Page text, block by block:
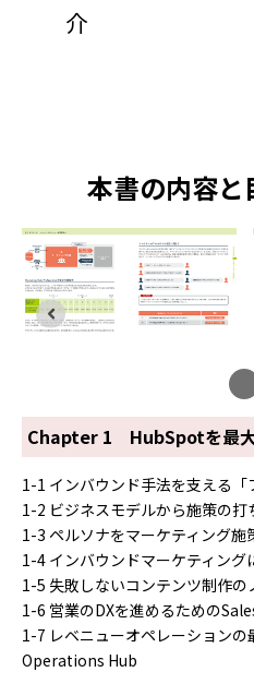
介
本書の内容
Chapter 1 HubSpotを最大
1-1 インバウンド手法を支える「
1-2 ビジネスモデルから施策の打
1-3 ペルソナをマーケティング
1-4 インバウンドマーケティン
1-5 失敗しないコンテンツ制作の
1-6 営業のDXを進めるための
1-7 レベニューオペレーション
Operations Hub